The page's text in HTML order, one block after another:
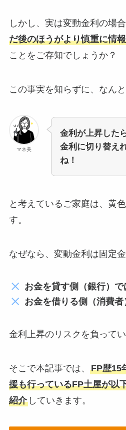
しかし、実は変動金利の場合
だ後のほうがより慎重に情
ことをご存知でしょうか？
この事実を知らずに、なんと
マネ美
金利が上昇した
金利に切り替え
ね！
と考えているご家庭は、黄
す。
なぜなら、変動金利は固定金
お金を貸す側（銀行）で
お金を借りる側（消費者
金利上昇のリスクを負ってい
そこで本記事では、 FP歴15
援も行っているFP土屋が以
紹介していきます。